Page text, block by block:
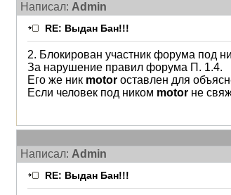
Написал: Admin
RE: Выдан Бан!!!
2. Блокирован участник форума под
За нарушение правил форума П. 1.4.
Его же ник motor оставлен для
Если человек под ником motor не
Написал: Admin
RE: Выдан Бан!!!